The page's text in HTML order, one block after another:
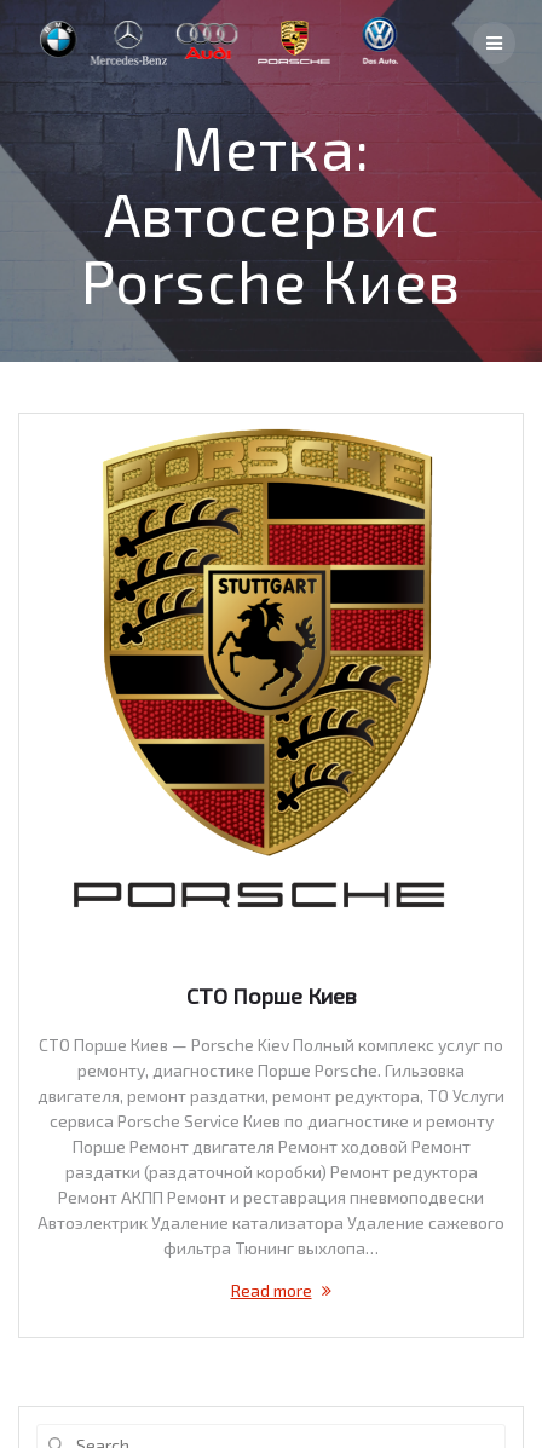
to
content
Метка:
Автосервис
Porsche Киев
СТО Порше Киев
СТО Порше Киев — Porsche Kiev Полный комплекс услуг по
ремонту, диагностике Порше Porsche. Гильзовка
двигателя, ремонт раздатки, ремонт редуктора, ТО Услуги
сервиса Porsche Service Киев по диагностике и ремонту
Порше Ремонт двигателя Ремонт ходовой Ремонт
раздатки (раздаточной коробки) Ремонт редуктора
Ремонт АКПП Ремонт и реставрация пневмоподвески
Автоэлектрик Удаление катализатора Удаление сажевого
фильтра Тюнинг выхлопа…
Read more